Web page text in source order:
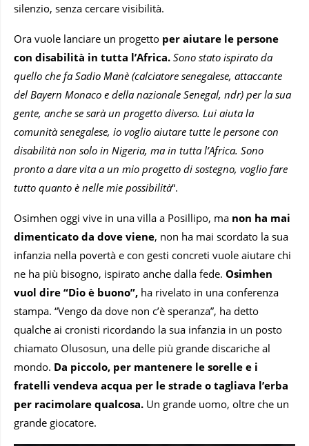
silenzio, senza cercare visibilità.
Ora vuole lanciare un progetto per aiutare le persone
con disabilità in tutta l’Africa. Sono stato ispirato da
quello che fa Sadio Manè (calciatore senegalese, attaccante
del Bayern Monaco e della nazionale Senegal, ndr) per la sua
gente, anche se sarà un progetto diverso. Lui aiuta la
comunità senegalese, io voglio aiutare tutte le persone con
disabilità non solo in Nigeria, ma in tutta l’Africa. Sono
pronto a dare vita a un mio progetto di sostegno, voglio fare
tutto quanto è nelle mie possibilità“.
Osimhen oggi vive in una villa a Posillipo, ma non ha mai
dimenticato da dove viene, non ha mai scordato la sua
infanzia nella povertà e con gesti concreti vuole aiutare chi
ne ha più bisogno, ispirato anche dalla fede. Osimhen
vuol dire “Dio è buono”, ha rivelato in una conferenza
stampa. “Vengo da dove non c’è speranza”, ha detto
qualche ai cronisti ricordando la sua infanzia in un posto
chiamato Olusosun, una delle più grande discariche al
mondo. Da piccolo, per mantenere le sorelle e i
fratelli vendeva acqua per le strade o tagliava l’erba
per racimolare qualcosa. Un grande uomo, oltre che un
grande giocatore.